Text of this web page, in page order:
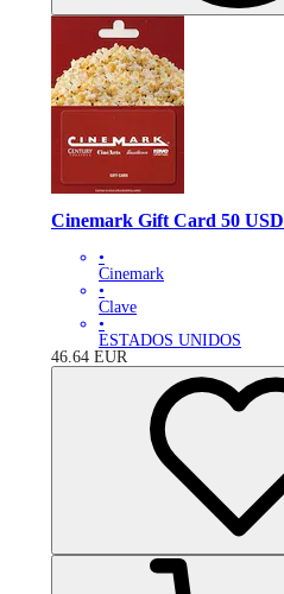
Cinemark Gift Card 50 USD
•
Cinemark
•
Clave
•
ESTADOS UNIDOS
46.64 EUR